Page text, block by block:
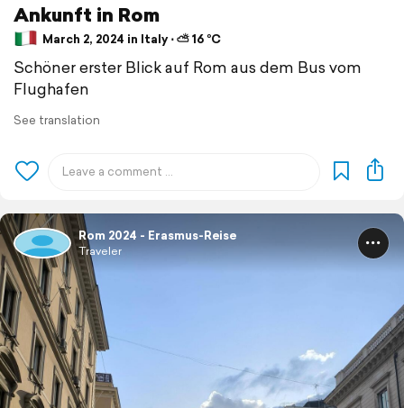
Ankunft in Rom
March 2, 2024 in Italy ⋅ ⛅ 16 °C
Schöner erster Blick auf Rom aus dem Bus vom
Flughafen
See translation
Rom 2024 - Erasmus-Reise
Traveler